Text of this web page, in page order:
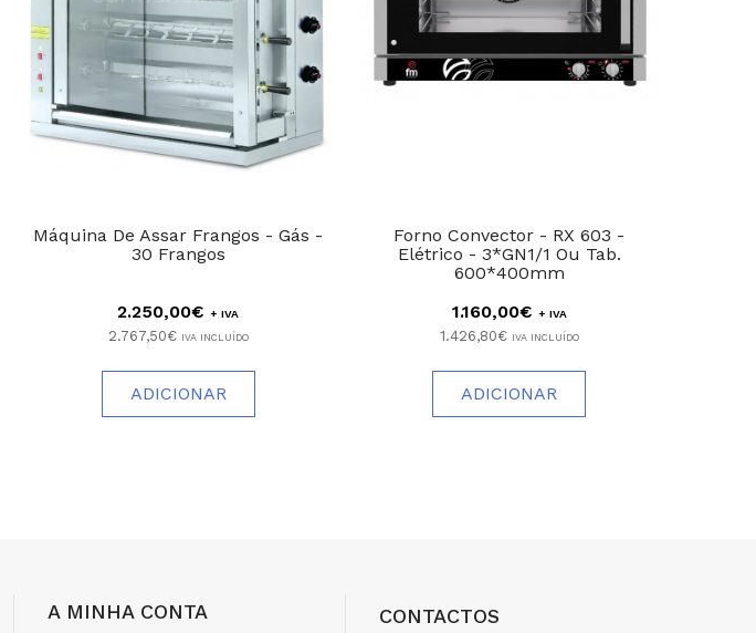
Máquina De Assar Frangos - Gás -
30 Frangos
2.250,00€+ IVA
2.767,50€ IVA INCLUÍDO
ADICIONAR
Forno Convector - RX 603 -
Elétrico - 3*GN1/1 Ou Tab.
600*400mm
1.160,00€ + IVA
1.426,80€ IVA INCLUÍDO
ADICIONAR
A MINHA CONTA CONTACTOS